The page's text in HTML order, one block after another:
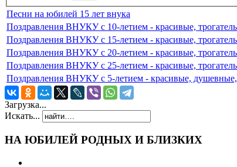
Песни на юбилей 15 лет внука
Поздравления ВНУКУ c 10-летием - красивые,
Поздравления ВНУКУ c 15-летием - красивые,
Поздравления ВНУКУ c 20-летием - красивые,
Поздравления ВНУКУ c 25-летием - красивые,
Поздравления ВНУКУ c 5-летием - красивые, душевные,
Загрузка...
Искать...
НА ЮБИЛЕЙ РОДНЫХ И БЛИЗКИХ